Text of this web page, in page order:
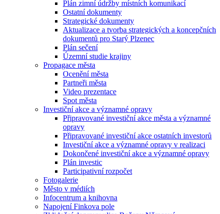
Plán zimní údržby místních komunikací
Ostatní dokumenty
Strategické dokumenty
Aktualizace a tvorba strategických a koncepčních
dokumentů pro Starý Plzenec
Plán sečení
Územní studie krajiny
Propagace města
Ocenění města
Partneři města
Video prezentace
Spot města
Investiční akce a významné opravy
Připravované investiční akce města a významné
opravy
Připravované investiční akce ostatních investorů
Investiční akce a významné opravy v realizaci
Dokončené investiční akce a významné opravy
Plán investic
Participativní rozpočet
Fotogalerie
Město v médiích
Infocentrum a knihovna
Napojení Finkova pole